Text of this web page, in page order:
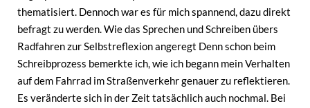
thematisiert. Dennoch war es für mich spannend, dazu direkt
befragt zu werden. Wie das Sprechen und Schreiben übers
Radfahren zur Selbstreflexion angeregt Denn schon beim
Schreibprozess bemerkte ich, wie ich begann mein Verhalten
auf dem Fahrrad im Straßenverkehr genauer zu reflektieren.
Es veränderte sich in der Zeit tatsächlich auch nochmal. Bei